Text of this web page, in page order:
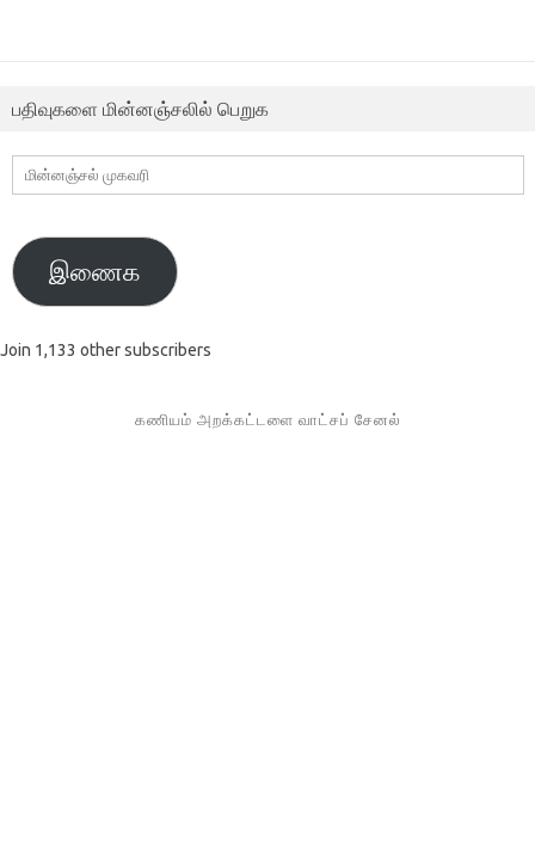
பதிவுகளை மின்னஞ்சலில் பெறுக
மின்னஞ்சல்
முகவரி
இணைக
Join 1,133 other subscribers
கணியம் அறக்கட்டளை வாட்சப் சேனல்